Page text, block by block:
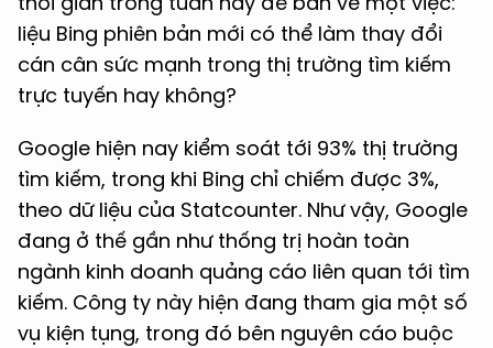
liệu Bing phiên bản mới có thể làm thay đổi
cán cân sức mạnh trong thị trường tìm kiếm
trực tuyến hay không?
Google hiện nay kiểm soát tới 93% thị trường
tìm kiếm, trong khi Bing chỉ chiếm được 3%,
theo dữ liệu của Statcounter. Như vậy, Google
đang ở thế gần như thống trị hoàn toàn
ngành kinh doanh quảng cáo liên quan tới tìm
kiếm. Công ty này hiện đang tham gia một số
vụ kiện tụng, trong đó bên nguyên cáo buộc